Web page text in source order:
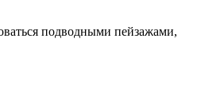
подводными пейзажами,